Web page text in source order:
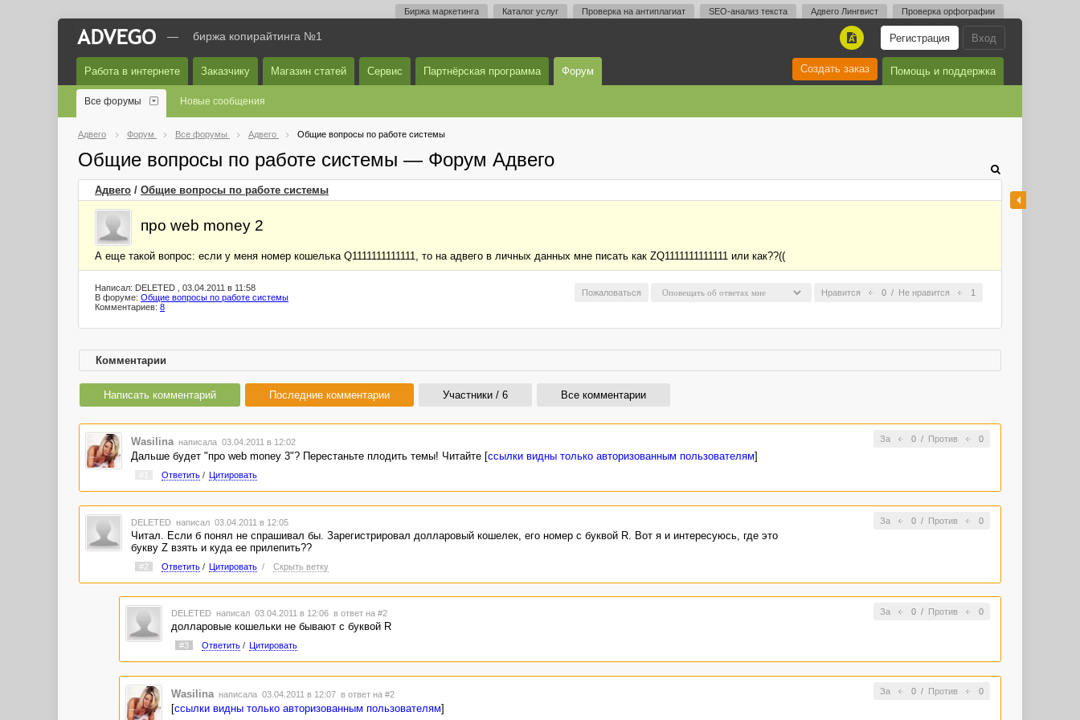
Биржа маркетинга Каталог услуг Проверка на антиплагиат SEO-анализ текста Адвего Лингвист Проверка орфографии
Вход
Регистрация
A
— биржа копирайтинга №1
Работа в интернете Заказчику Магазин статей Сервис Партнёрская программа Форум Помощь и поддержка
Создать заказ
Все форумы Новые сообщения
Адвего Форум Все форумы Адвего Общие вопросы по работе системы
Общие вопросы по работе системы — Форум Адвего
Адвего / Общие вопросы по работе системы
про web money 2
А еще такой вопрос: если у меня номер кошелька Q1111111111111, то на адвего в личных данных мне писать как ZQ1111111111111 или как??((
Нравится 0 / Не нравится 1
Пожаловаться
Написал: DELETED , 03.04.2011 в 11:58
В форуме: Общие вопросы по работе системы
Комментариев: 8
Комментарии
Написать комментарий Последние комментарии Участники / 6 Все комментарии
За 0/ Против 0
Wasilina написала 03.04.2011 в 12:02
Дальше будет "про web money 3"? Перестаньте плодить темы! Читайте [ссылки видны только авторизованным пользователям]
Ответить/ Цитировать
За 0/ Против 0
DELETED написал 03.04.2011 в 12:05
Читал. Если б понял не спрашивал бы. Зарегистрировал долларовый кошелек, его номер с буквой R. Вот я и интересуюсь, где это
букву Z взять и куда ее прилепить??
#2 Ответить/ Цитировать / Скрыть ветку
За 0/ Против 0
DELETED написал 03.04.2011 в 12:06 в ответ на #2
долларовые кошельки не бывают с буквой R
#3 Ответить/ Цитировать
За 0/ Против 0
Wasilina написала 03.04.2011 в 12:07 в ответ на #2
[ссылки видны только авторизованным пользователям]